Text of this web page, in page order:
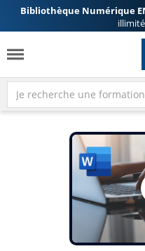
Bibliothèque Numérique